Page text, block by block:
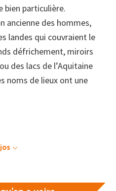
bien particulière.
ancienne des hommes,
landes qui couvraient le
défrichement, miroirs
des lacs de l’Aquitaine
noms de lieux ont une